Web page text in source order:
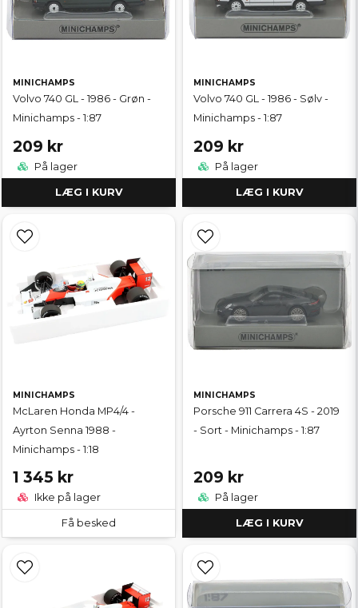
MINICHAMPS
Volvo 740 GL - 1986 - Grøn -
Minichamps - 1:87
209 kr
På lager
LÆG I KURV
MINICHAMPS
Volvo 740 GL - 1986 - Sølv -
Minichamps - 1:87
209 kr
På lager
LÆG I KURV
MINICHAMPS
McLaren Honda MP4/4 -
Ayrton Senna 1988 -
Minichamps - 1:18
1 345 kr
Ikke på lager
Få besked
MINICHAMPS
Porsche 911 Carrera 4S - 2019
- Sort - Minichamps - 1:87
209 kr
På lager
LÆG I KURV